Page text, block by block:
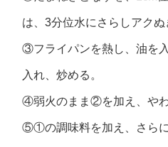
は、3分位水にさらしアクぬ
③フライパンを熱し、油を
入れ、炒める。
④弱火のまま②を加え、やわ
⑤①の調味料を加え、さら